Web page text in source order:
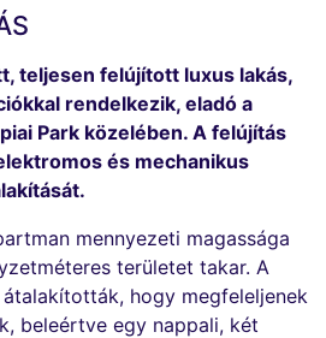
teljesen felújított luxus lakás,
rendelkezik, eladó a
Park közelében. A felújítás
és mechanikus
mennyezeti magassága
területet takar. A
hogy megfeleljenek
beleértve egy nappali, két